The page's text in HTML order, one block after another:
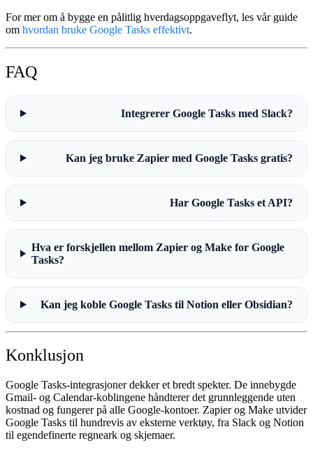
For mer om å bygge en pålitlig hverdagsoppgaveflyt, les vår guide
om hvordan bruke Google Tasks effektivt.
FAQ
Integrerer Google Tasks med Slack?
Kan jeg bruke Zapier med Google Tasks gratis?
Har Google Tasks et API?
Hva er forskjellen mellom Zapier og Make for Google
Tasks?
Kan jeg koble Google Tasks til Notion eller Obsidian?
Konklusjon
Google Tasks-integrasjonerdekker et bredt spekter. De innebygde
Gmail- og Calendar-koblingene håndterer det grunnleggende uten
kostnad og fungerer på alle Google-kontoer. Zapier og Make utvider
Google Tasks til hundrevis av eksterne verktøy, fra Slack og Notion
til egendefinerte regneark og skjemaer.